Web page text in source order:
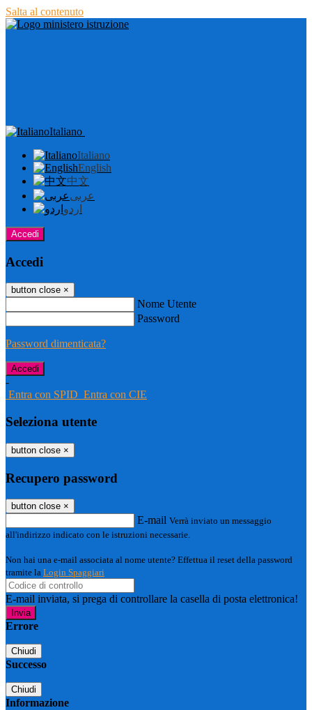
Salta al contenuto
Italiano
Italiano
English
中文
عربى
اردو
Accedi
Accedi
button close ×
Nome Utente
Password
Password dimenticata?
-
Entra con SPID Entra con CIE
Seleziona utente
button close ×
Recupero password
button close ×
E-mail Verrà inviato un messaggio
all'indirizzo indicato con le istruzioni necessarie.
Non hai una e-mail associata al nome utente? Effettua il reset della password
tramite la Login Spaggiari
E-mail inviata, si prega di controllare la casella di posta elettronica!
Errore
Chiudi
Successo
Chiudi
Informazione